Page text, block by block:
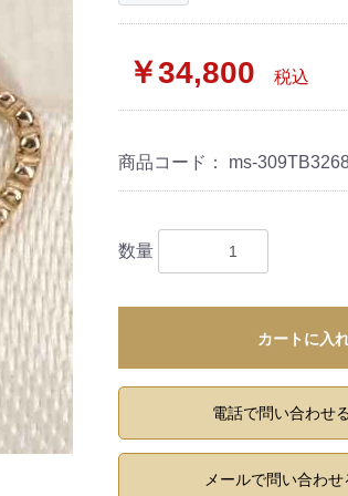
￥34,800 税込
商品コード： ms-
数量
カートに入
電話で問い合わせ
メールで問い合わせ